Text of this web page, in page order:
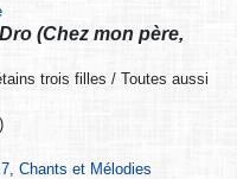
(Chez mon père,
trois filles / Toutes aussi
Chants et Mélodies